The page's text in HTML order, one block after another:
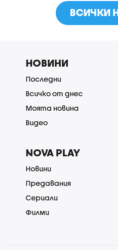
ВСИЧКИ
НОВИНИ
Последни
Всичко от днес
Моята новина
Видео
NOVA PLAY
Новини
Предавания
Сериали
Филми